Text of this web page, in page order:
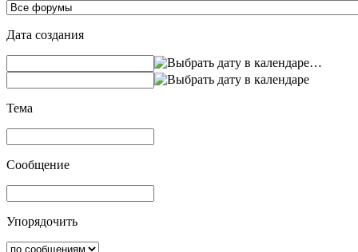
Дата создания
…
Тема
Сообщение
Упорядочить